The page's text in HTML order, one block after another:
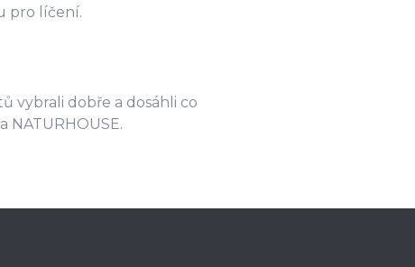
pro líčení.
vybrali dobře a dosáhli co